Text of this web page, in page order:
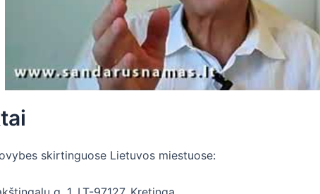
skirtinguose Lietuvos miestuose: